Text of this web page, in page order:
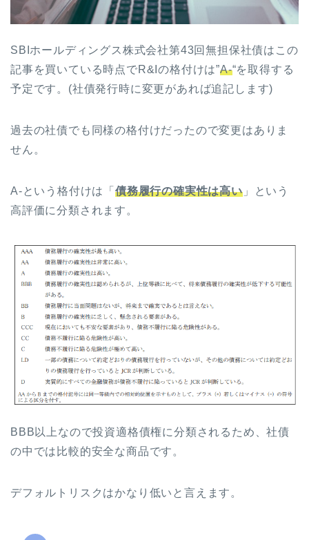
SBIホールディングス株式会社第43回無担保社債はこの
記事を買いている時点でR&Iの格付けは”A-“を取得する
予定です。(社債発行時に変更があれば追記します)
過去の社債でも同様の格付けだったので変更はありま
せん。
A-という格付けは「 債務履行の確実性は高い」という
高評価に分類されます。
BBB以上なので投資適格債権に分類されるため、社債
の中では比較的安全な商品です。
デフォルトリスクはかなり低いと言えます。